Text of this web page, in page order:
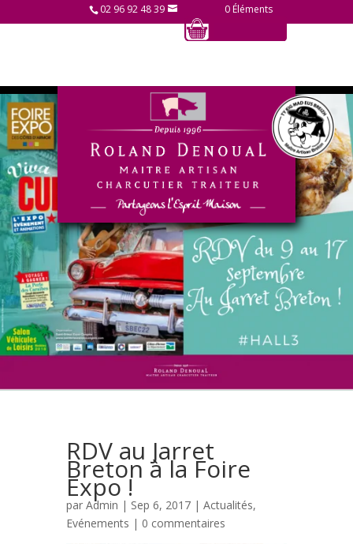
02 96 92 48 39 0 Éléments
RDV au Jarret
Breton à la Foire
Expo !
par Admin | Sep 6, 2017 | Actualités,
Evénements | 0 commentaires